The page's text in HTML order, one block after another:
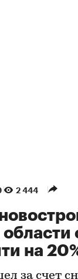
2 444
на
за счет